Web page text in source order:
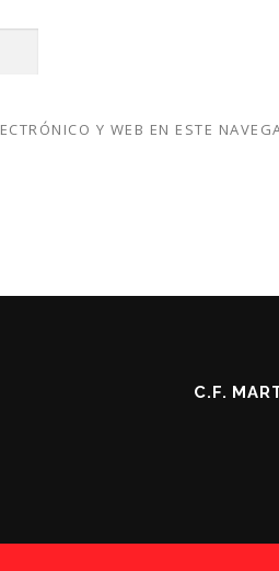
Y WEB EN ESTE
C.F.